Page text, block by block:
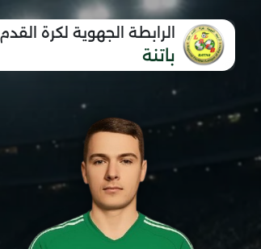
الرابطة الجهوية لكرة القدم
باتنة